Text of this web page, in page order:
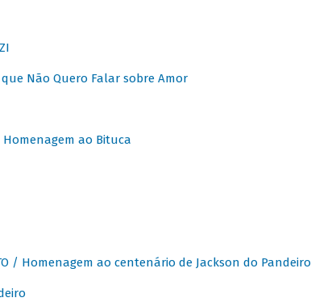
que Não Quero Falar sobre Amor
Homenagem ao Bituca
/ Homenagem ao centenário de Jackson do Pandeiro